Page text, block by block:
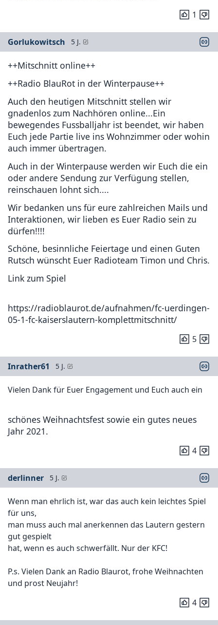
1
Gorlukowitsch 5 J.
++Mitschnitt online++
++Radio BlauRot in der Winterpause++
Auch den heutigen Mitschnitt stellen wir
gnadenlos zum Nachhören online...Ein
bewegendes Fussballjahr ist beendet, wir haben
Euch jede Partie live ins Wohnzimmer oder wohin
auch immer übertragen.
Auch in der Winterpause werden wir Euch die ein
oder andere Sendung zur Verfügung stellen,
reinschauen lohnt sich....
Wir bedanken uns für eure zahlreichen Mails und
Interaktionen, wir lieben es Euer Radio sein zu
dürfen!!!!
Schöne, besinnliche Feiertage und einen Guten
Rutsch wünscht Euer Radioteam Timon und Chris.
Link zum Spiel
https://radioblaurot.de/aufnahmen/fc-uerdingen-
05-1-fc-kaiserslautern-komplettmitschnitt/
5
Inrather61 5 J.
Vielen Dank für Euer Engagement und Euch auch ein
schönes Weihnachtsfest sowie ein gutes neues
Jahr 2021.
4
derlinner 5 J.
Wenn man ehrlich ist, war das auch kein leichtes Spiel
für uns,
man muss auch mal anerkennen das Lautern gestern
gut gespielt
hat, wenn es auch schwerfällt. Nur der KFC!
P.s. Vielen Dank an Radio Blaurot, frohe Weihnachten
und prost Neujahr!
4